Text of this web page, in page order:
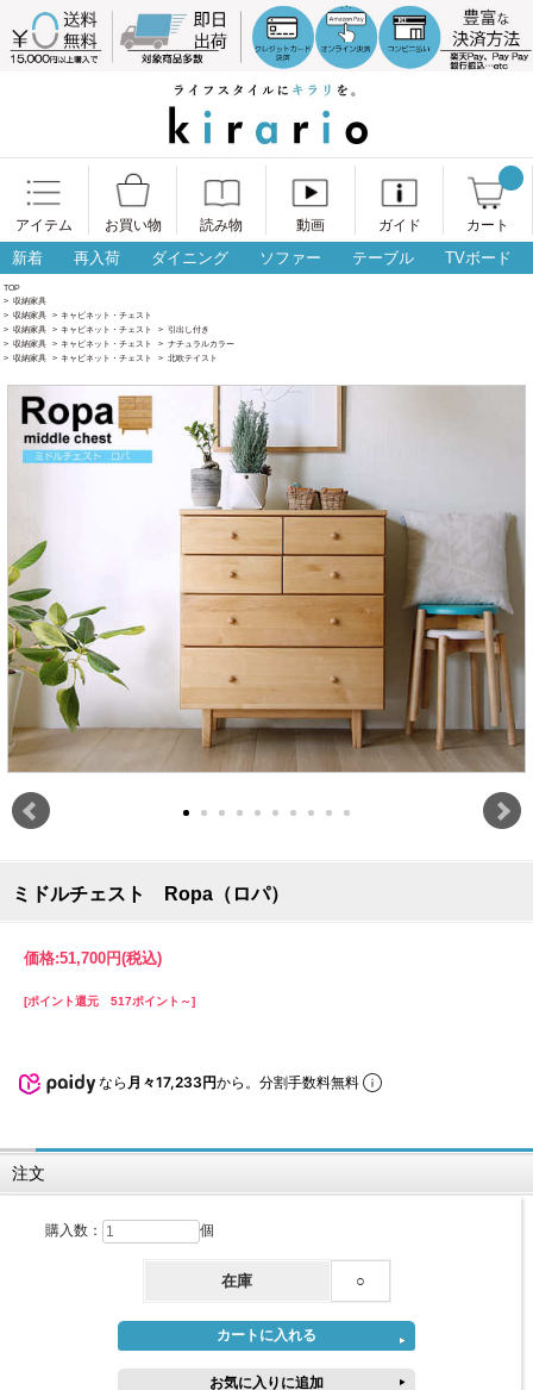
アイテム お買い物 読み物 動画 ガイド カート
新着 再入荷 ダイニング ソファー テーブル TVボード
TOP
> 収納家具
> 収納家具 > キャビネット・チェスト
> 収納家具 > キャビネット・チェスト > 引出し付き
> 収納家具 > キャビネット・チェスト > ナチュラルカラー
> 収納家具 > キャビネット・チェスト > 北欧テイスト
ミドルチェスト Ropa（ロパ）
価格:51,700円(税込)
[ポイント還元 517ポイント～]
なら 月々17,233円から。分割手数料無料
注文
購入数： 個
在庫 ○